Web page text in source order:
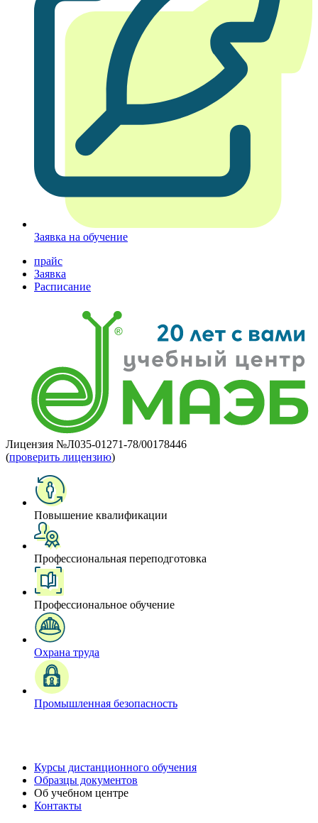
Заявка на обучение
прайс
Заявка
Расписание
Лицензия №Л035-01271-78/00178446
(проверить лицензию)
Повышение квалификации
Профессиональная переподготовка
Профессиональное обучение
Охрана труда
Промышленная безопасность
Курсы дистанционного обучения
Образцы документов
Об учебном центре
Контакты